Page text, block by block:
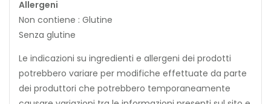
Allergeni
Non contiene : Glutine
Senza glutine
Le indicazioni su ingredienti e allergeni dei prodotti
potrebbero variare per modifiche effettuate da parte
dei produttori che potrebbero temporaneamente